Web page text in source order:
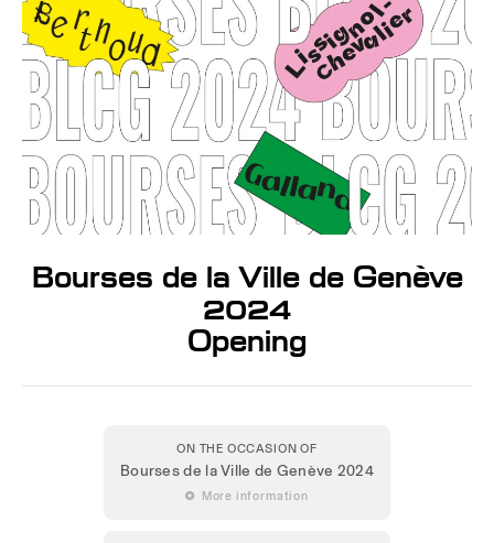
Bourses de la Ville de Genève
2024
Opening
ON THE OCCASION OF
Bourses de la Ville de Genève 2024
 More information